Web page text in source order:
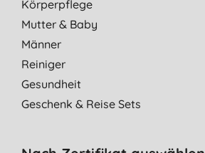
Körperpflege
Mutter & Baby
Männer
Reiniger
Gesundheit
Geschenk & Reise Sets